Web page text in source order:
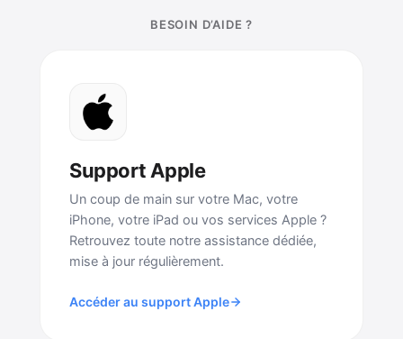
BESOIN D’AIDE ?
Support Apple
Un coup de main sur votre Mac, votre
iPhone, votre iPad ou vos services Apple ?
Retrouvez toute notre assistance dédiée,
mise à jour régulièrement.
Accéder au support Apple